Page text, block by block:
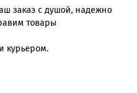
заказ с душой, надежно
товары
курьером.